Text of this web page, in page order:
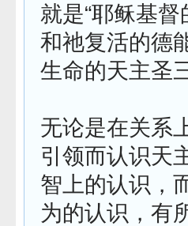
就是“耶稣基
和祂复活的德
生命的天主圣
无论是在关系
引领而认识天
智上的认识，
为的认识，有